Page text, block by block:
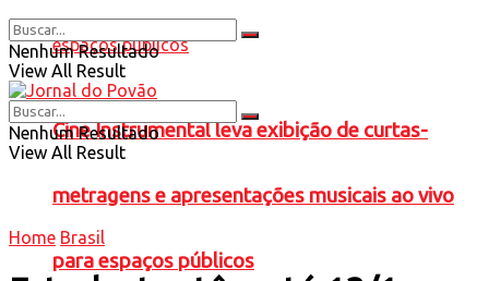
Cine Instrumental leva exibição de curtas-
metragens e apresentações musicais ao vivo
para espaços públicos
Nenhum Resultado
View All Result
Nenhum Resultado
View All Result
Home Brasil